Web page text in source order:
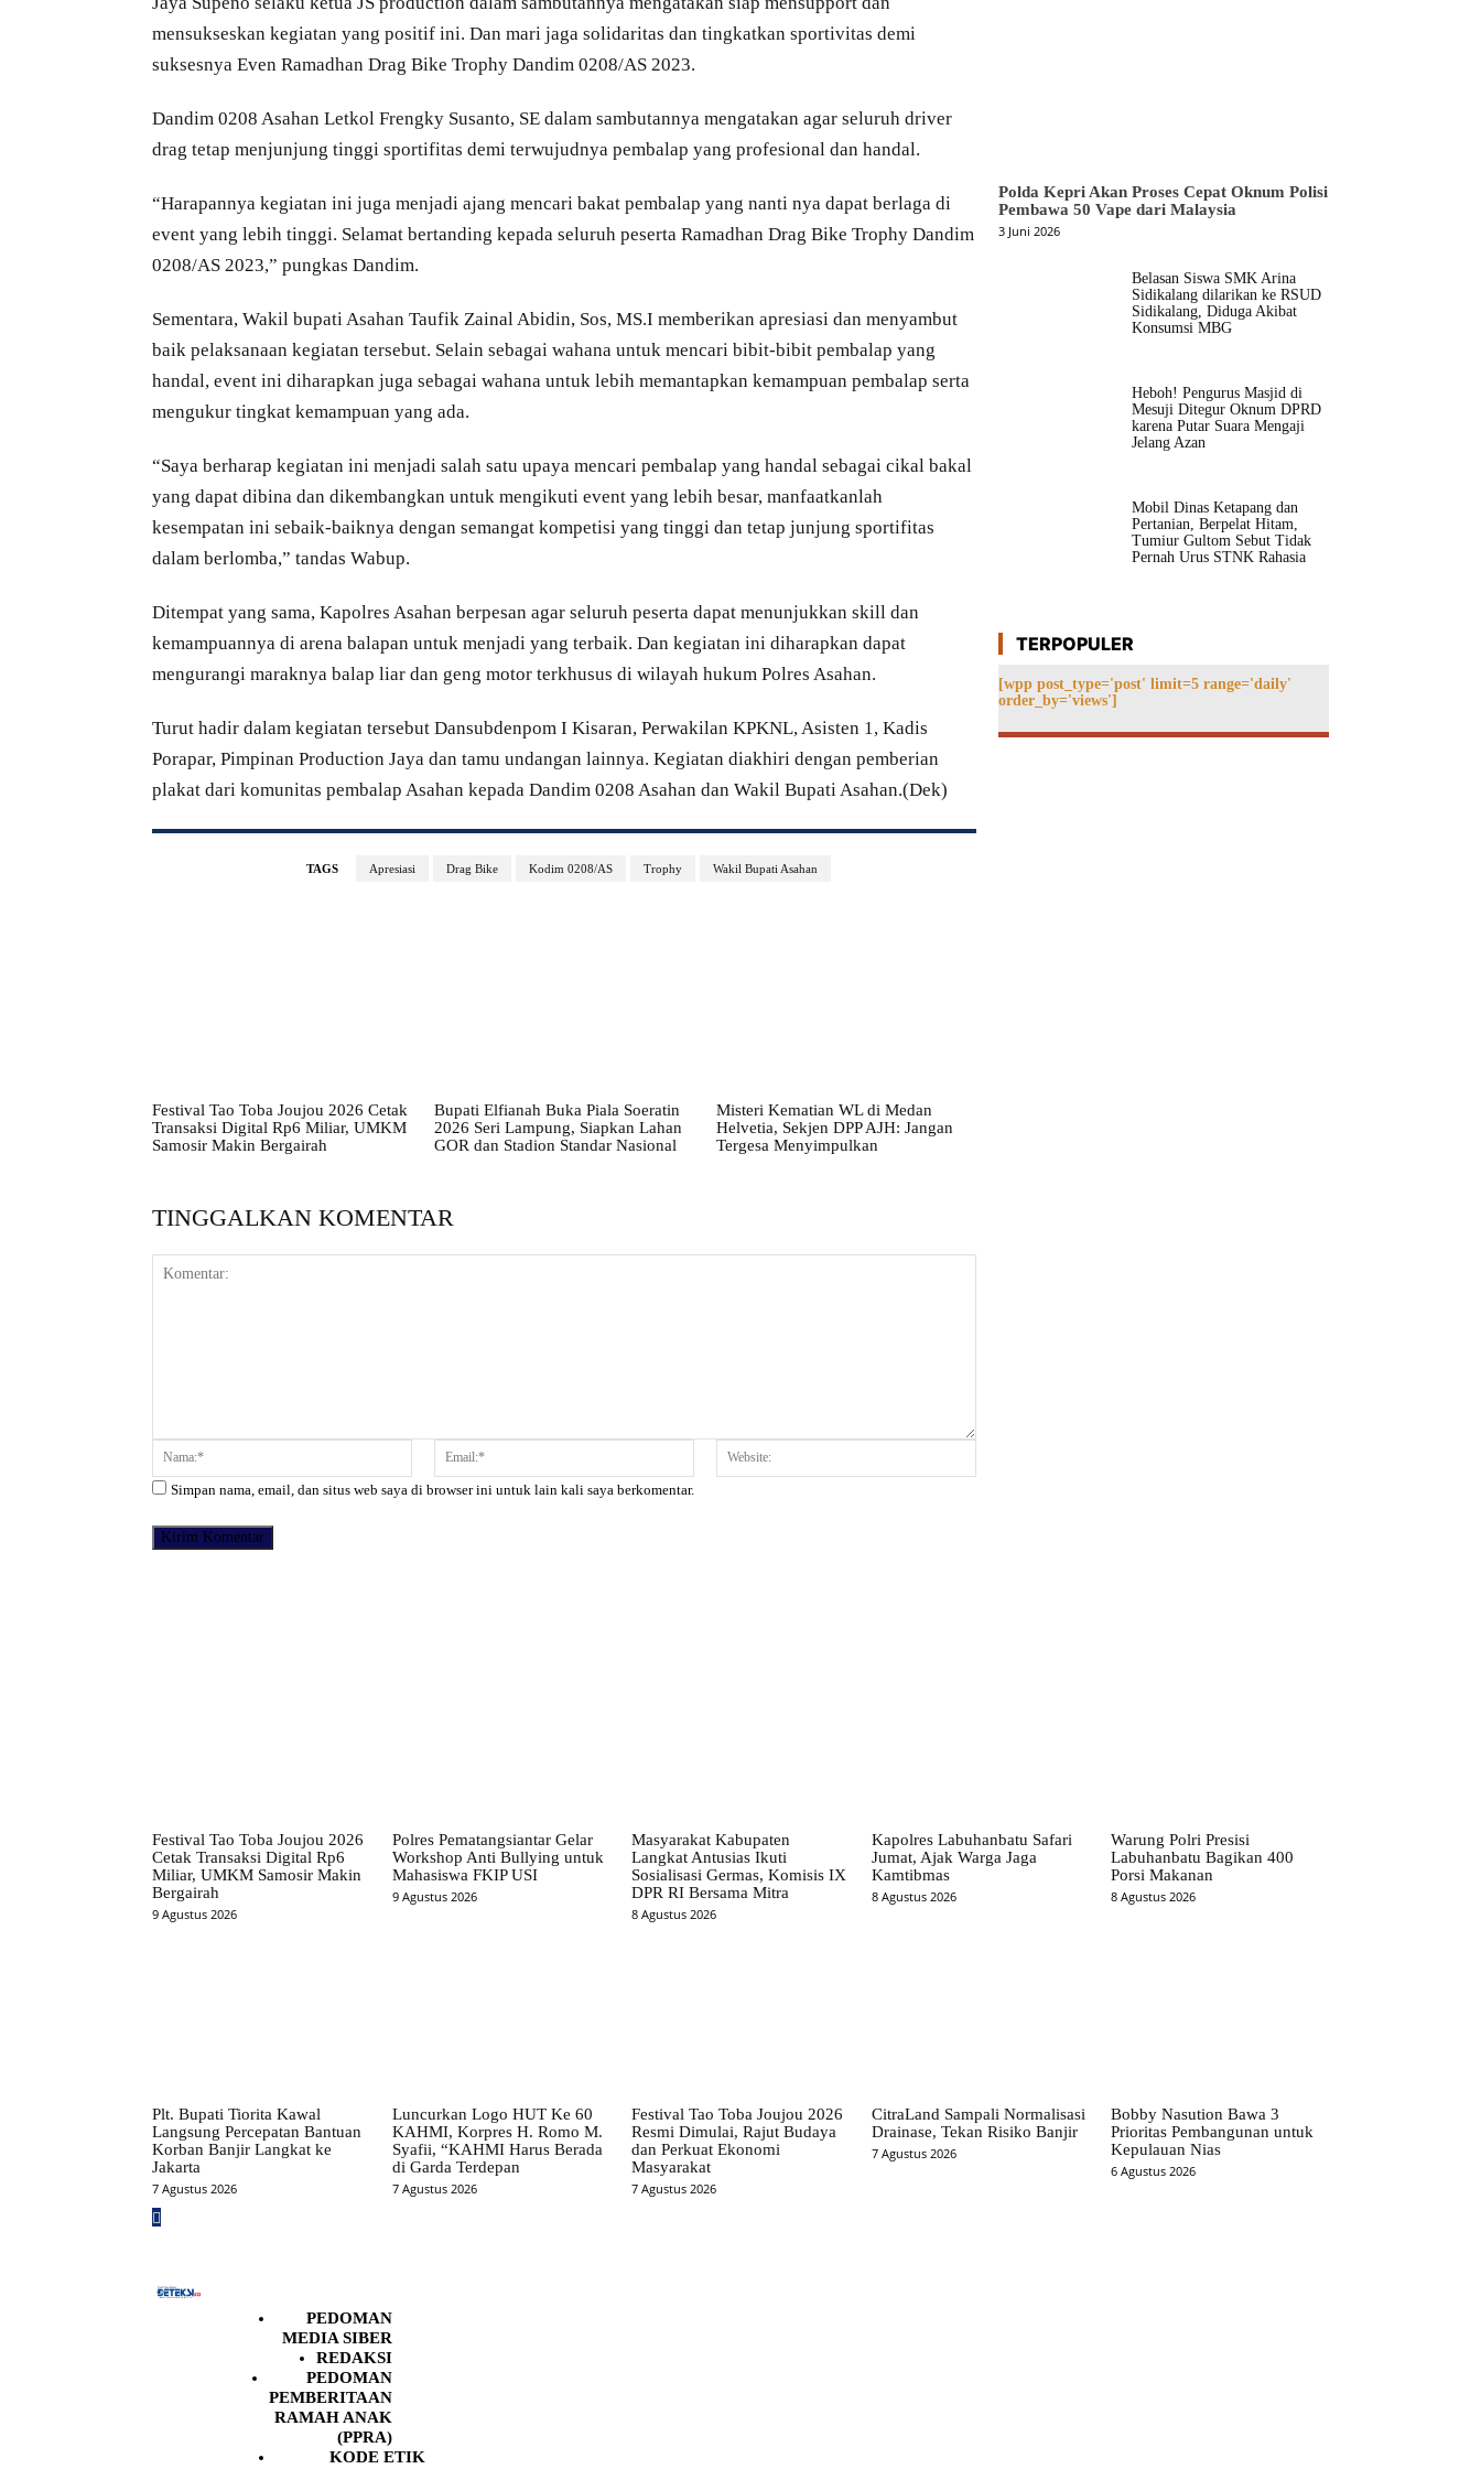
mensukseskan kegiatan yang positif ini. Dan mari jaga solidaritas dan tingkatkan sportivitas demi
suksesnya Even Ramadhan Drag Bike Trophy Dandim 0208/AS 2023.
Dandim 0208 Asahan Letkol Frengky Susanto, SE dalam sambutannya mengatakan agar seluruh driver
drag tetap menjunjung tinggi sportifitas demi terwujudnya pembalap yang profesional dan handal.
“Harapannya kegiatan ini juga menjadi ajang mencari bakat pembalap yang nanti nya dapat berlaga di
event yang lebih tinggi. Selamat bertanding kepada seluruh peserta Ramadhan Drag Bike Trophy Dandim
0208/AS 2023,” pungkas Dandim.
Sementara, Wakil bupati Asahan Taufik Zainal Abidin, Sos, MS.I memberikan apresiasi dan menyambut
baik pelaksanaan kegiatan tersebut. Selain sebagai wahana untuk mencari bibit-bibit pembalap yang
handal, event ini diharapkan juga sebagai wahana untuk lebih memantapkan kemampuan pembalap serta
mengukur tingkat kemampuan yang ada.
“Saya berharap kegiatan ini menjadi salah satu upaya mencari pembalap yang handal sebagai cikal bakal
yang dapat dibina dan dikembangkan untuk mengikuti event yang lebih besar, manfaatkanlah
kesempatan ini sebaik-baiknya dengan semangat kompetisi yang tinggi dan tetap junjung sportifitas
dalam berlomba,” tandas Wabup.
Ditempat yang sama, Kapolres Asahan berpesan agar seluruh peserta dapat menunjukkan skill dan
kemampuannya di arena balapan untuk menjadi yang terbaik. Dan kegiatan ini diharapkan dapat
mengurangi maraknya balap liar dan geng motor terkhusus di wilayah hukum Polres Asahan.
Turut hadir dalam kegiatan tersebut Dansubdenpom I Kisaran, Perwakilan KPKNL, Asisten 1, Kadis
Porapar, Pimpinan Production Jaya dan tamu undangan lainnya. Kegiatan diakhiri dengan pemberian
plakat dari komunitas pembalap Asahan kepada Dandim 0208 Asahan dan Wakil Bupati Asahan.(Dek)
TAGS Apresiasi Drag Bike Kodim 0208/AS Trophy Wakil Bupati Asahan
Festival Tao Toba Joujou 2026 Cetak
Transaksi Digital Rp6 Miliar, UMKM
Samosir Makin Bergairah
Bupati Elfianah Buka Piala Soeratin
2026 Seri Lampung, Siapkan Lahan
GOR dan Stadion Standar Nasional
Misteri Kematian WL di Medan
Helvetia, Sekjen DPP AJH: Jangan
Tergesa Menyimpulkan
TINGGALKAN KOMENTAR
Komentar: Nama:* Email:*
Simpan nama, email, dan situs web saya di browser ini untuk lain kali saya berkomentar.
Polda Kepri Akan Proses Cepat Oknum Polisi
Pembawa 50 Vape dari Malaysia
3 Juni 2026
Belasan Siswa SMK Arina
Sidikalang dilarikan ke RSUD
Sidikalang, Diduga Akibat
Konsumsi MBG
Heboh! Pengurus Masjid di
Mesuji Ditegur Oknum DPRD
karena Putar Suara Mengaji
Jelang Azan
Mobil Dinas Ketapang dan
Pertanian, Berpelat Hitam,
Tumiur Gultom Sebut Tidak
Pernah Urus STNK Rahasia
TERPOPULER
[wpp post_type='post' limit=5 range='daily'
order_by='views']
Festival Tao Toba Joujou 2026
Cetak Transaksi Digital Rp6
Miliar, UMKM Samosir Makin
Bergairah
9 Agustus 2026
Polres Pematangsiantar Gelar
Workshop Anti Bullying untuk
Mahasiswa FKIP USI
9 Agustus 2026
Masyarakat Kabupaten
Langkat Antusias Ikuti
Sosialisasi Germas, Komisis IX
DPR RI Bersama Mitra
8 Agustus 2026
Kapolres Labuhanbatu Safari
Jumat, Ajak Warga Jaga
Kamtibmas
8 Agustus 2026
Warung Polri Presisi
Labuhanbatu Bagikan 400
Porsi Makanan
8 Agustus 2026
Plt. Bupati Tiorita Kawal
Langsung Percepatan Bantuan
Korban Banjir Langkat ke
Jakarta
7 Agustus 2026
Luncurkan Logo HUT Ke 60
KAHMI, Korpres H. Romo M.
Syafii, “KAHMI Harus Berada
di Garda Terdepan
7 Agustus 2026
Festival Tao Toba Joujou 2026
Resmi Dimulai, Rajut Budaya
dan Perkuat Ekonomi
Masyarakat
7 Agustus 2026
CitraLand Sampali Normalisasi
Drainase, Tekan Risiko Banjir
7 Agustus 2026
Bobby Nasution Bawa 3
Prioritas Pembangunan untuk
Kepulauan Nias
6 Agustus 2026
PEDOMAN
MEDIA SIBER
REDAKSI
PEDOMAN
PEMBERITAAN
RAMAH ANAK
(PPRA)
KODE ETIK